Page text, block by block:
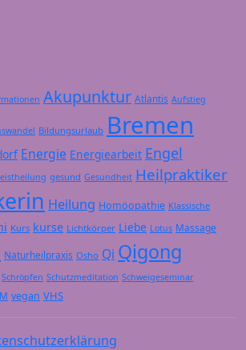
Akupunktur Atlantis Aufstieg
Bildungsurlaub Bremen
Energie Energiearbeit Engel
gesund Gesundheit Heilpraktiker
Heilung Homöopathie Klassische
Kurs kurse Lichtkörper Liebe Lotus Massage
Naturheilpraxis Osho Qi Qigong
Schröpfen Schutzmeditation Schweigeseminar
vegan VHS